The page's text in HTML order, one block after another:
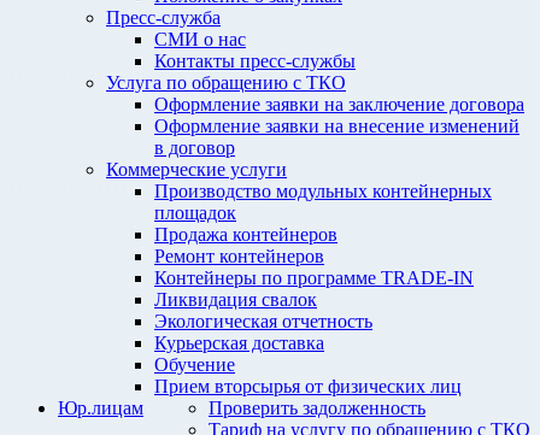
Пресс-служба
СМИ о нас
Контакты пресс-службы
Услуга по обращению с ТКО
Оформление заявки на заключение договора
Оформление заявки на внесение изменений
в договор
Коммерческие услуги
Производство модульных контейнерных
площадок
Продажа контейнеров
Ремонт контейнеров
Контейнеры по программе TRADE-IN
Ликвидация свалок
Экологическая отчетность
Курьерская доставка
Обучение
Прием вторсырья от физических лиц
Проверить задолженность
Тариф на услугу по обращению с ТКО
Юр.лицам